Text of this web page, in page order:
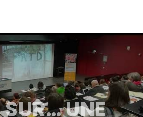
SUR… UNE